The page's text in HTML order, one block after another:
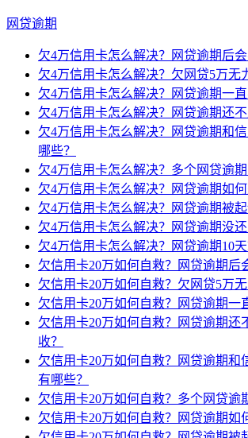
网贷逾期
欠4万信用卡怎么解决？网贷逾期后会
欠4万信用卡怎么解决？欠网贷5万无
欠4万信用卡怎么解决？网贷逾期一直
欠4万信用卡怎么解决？网贷逾期还不
欠4万信用卡怎么解决？网贷逾期和
哪些？
欠4万信用卡怎么解决？多个网贷逾期
欠4万信用卡怎么解决？网贷逾期如何
欠4万信用卡怎么解决？网贷逾期被起
欠4万信用卡怎么解决？网贷逾期没还
欠4万信用卡怎么解决？网贷逾期10天
欠信用卡20万如何自救？网贷逾期后
欠信用卡20万如何自救？欠网贷5万
欠信用卡20万如何自救？网贷逾期一
欠信用卡20万如何自救？网贷逾期还
收？
欠信用卡20万如何自救？网贷逾期和
有哪些？
欠信用卡20万如何自救？多个网贷逾
欠信用卡20万如何自救？网贷逾期如